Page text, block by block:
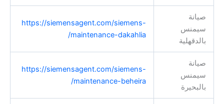
صيانة
سيمنس
بالدقهلية
https://siemensagent.com/siemens-
maintenance-dakahlia/
صيانة
سيمنس
بالبحيرة
https://siemensagent.com/siemens-
maintenance-beheira/